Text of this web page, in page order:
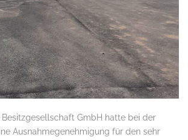
Besitzgesellschaft GmbH hatte bei der
Ausnahmegenehmigung für den sehr